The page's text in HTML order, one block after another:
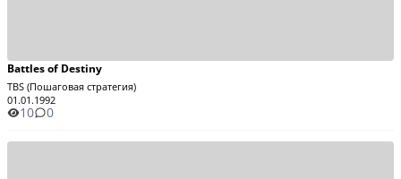
Battles of Destiny
TBS (Пошаговая стратегия)
01.01.1992
10 0